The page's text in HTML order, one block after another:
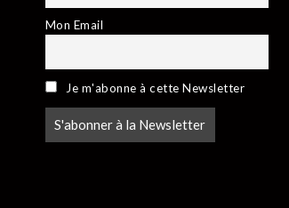
Mon Email
Je m'abonne à cette Newsletter